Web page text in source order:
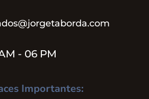
- 06 PM
Importantes: